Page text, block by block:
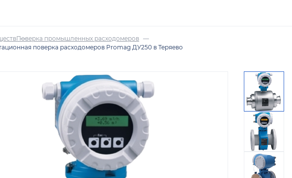
Поверка промышленных расходомеров
поверка расходомеров Promag ДУ250 в Теряево